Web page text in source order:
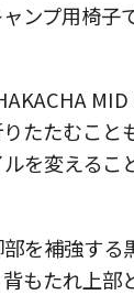
ンプ用椅子
たたむこと
を変えるこ
を補強する
もたれ上部